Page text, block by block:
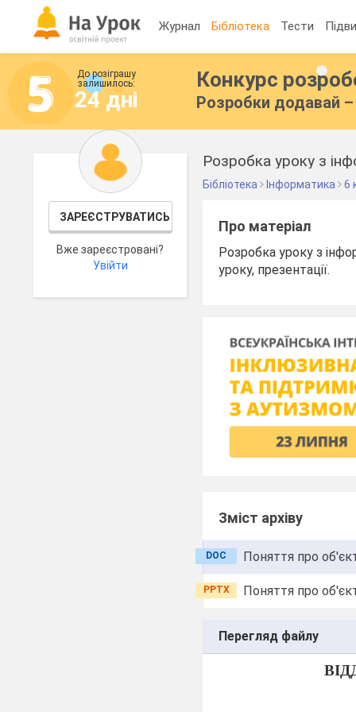
Журнал Бібліотека Тести
До розіграшу
залишилось:
24 дні
Конкурс
Розробки додавай –
ЗАРЕЄСТРУВАТИСЬ
Вже зареєстровані?
Увійти
Розробка уроку з
Бібліотека Інформатика 6
Про матеріал
Розробка уроку з
уроку, презентації.
Зміст архіву
Поняття про
DOC
Поняття про
PPTX
Перегляд файлу